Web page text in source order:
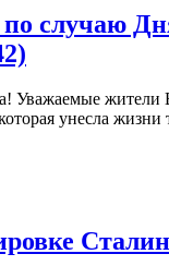
случаю
жители
унесла